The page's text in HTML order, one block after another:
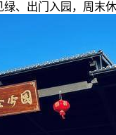
、出门入园，周末